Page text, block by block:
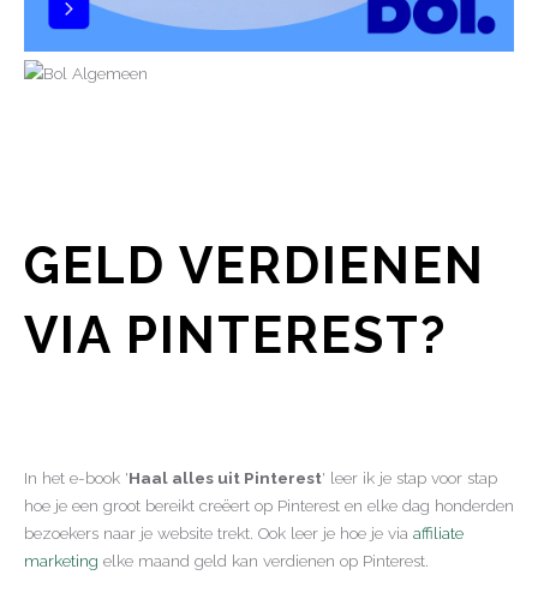
GELD VERDIENEN
VIA PINTEREST?
In het e-book 'Haal alles uit Pinterest' leer ik je stap voor stap
hoe je een groot bereikt creëert op Pinterest en elke dag honderden
bezoekers naar je website trekt. Ook leer je hoe je via affiliate
marketing elke maand geld kan verdienen op Pinterest.